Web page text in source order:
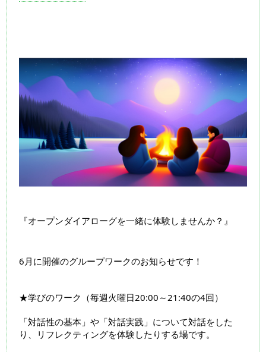
『オープンダイアローグを一緒に体験しませんか？』
6月に開催のグループワークのお知らせです！
★学びのワーク（毎週火曜日20:00～21:40の4回）
「対話性の基本」や「対話実践」について対話をした
り、リフレクティングを体験したりする場です。